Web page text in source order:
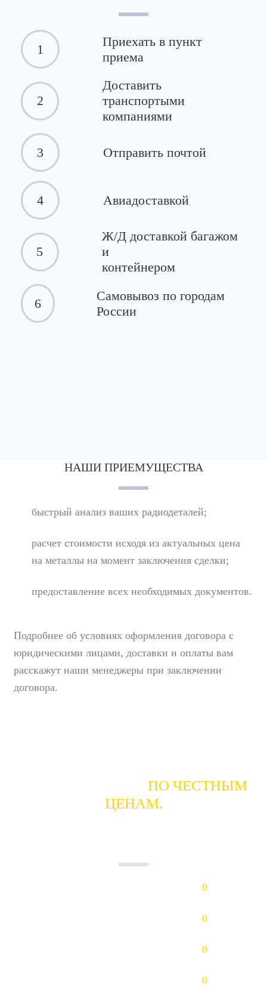
1
Приехать в пункт
приема
2
Доставить
транспортыми
компаниями
3 Отправить почтой
4 Авиадоставкой
5
Ж/Д доставкой багажом
и
контейнером
6
Самовывоз по городам
России
НАШИ ПРИЕМУЩЕСТВА
быстрый анализ ваших радиодеталей;
расчет стоимости исходя из актуальных цена
на металлы на момент заключения сделки;
предоставление всех необходимых документов.
Подробнее об условиях оформления договора с
юридическими лицами, доставки и оплаты вам
расскажут наши менеджеры при заключении
договора.
ПО ЧЕСТНЫМ
ЦЕНАМ.
0
0
0
0